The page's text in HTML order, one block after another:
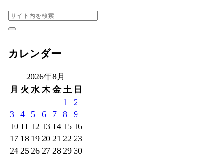
カレンダー
2026年8月
月 火 水 木 金 土 日
1
2
3
4 5 6 7 8
9
10 11 12 13 14 15 16
17 18 19 20 21 22 23
24 25 26 27 28 29 30